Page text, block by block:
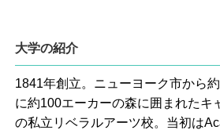
大学の紹介
1841年創立。ニューヨーク市から
に約100エーカーの森に囲まれたキ
の私立リベラルアーツ校。当初は